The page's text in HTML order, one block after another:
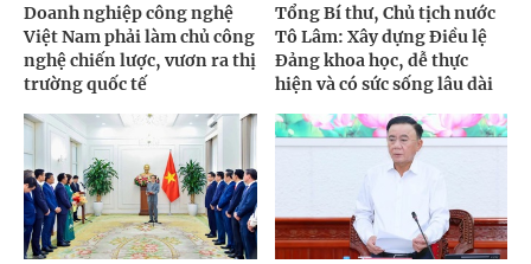
Doanh nghiệp công nghệ
Việt Nam phải làm chủ công
nghệ chiến lược, vươn ra thị
trường quốc tế
Tổng Bí thư, Chủ tịch nước
Tô Lâm: Xây dựng Điều lệ
Đảng khoa học, dễ thực
hiện và có sức sống lâu dài